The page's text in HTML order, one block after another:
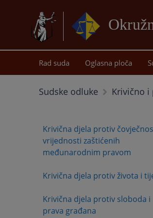
Rad suda Oglasna ploča
Sudske odluke Krivično i
Krivična djela protiv
vrijednosti zaštićenih
međunarodnim pravom
Krivična djela protiv života i
Krivična djela protiv sloboda i
prava građana